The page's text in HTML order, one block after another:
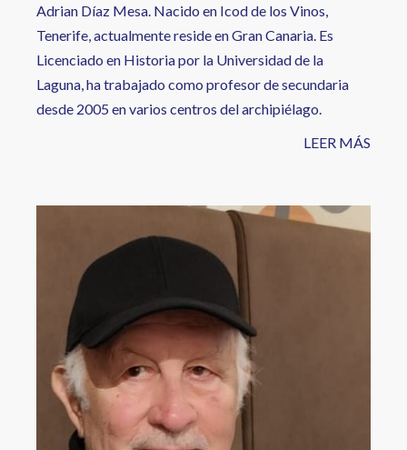
Adrian Díaz Mesa. Nacido en Icod de los Vinos,
Tenerife, actualmente reside en Gran Canaria. Es
Licenciado en Historia por la Universidad de la
Laguna, ha trabajado como profesor de secundaria
desde 2005 en varios centros del archipiélago.
LEER MÁS